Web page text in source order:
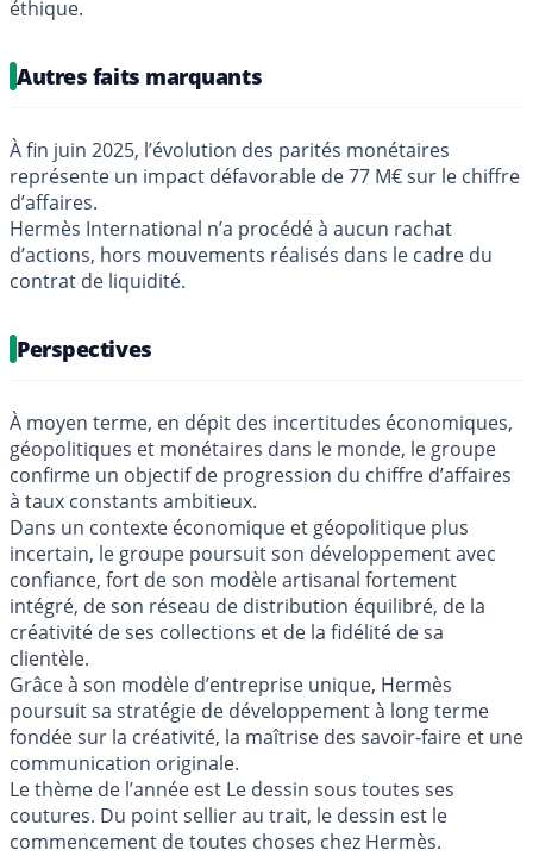
éthique.
Autres faits marquants
À fin juin 2025, l’évolution des parités monétaires
représente un impact défavorable de 77 M€ sur le chiffre
d’affaires.
Hermès International n’a procédé à aucun rachat
d’actions, hors mouvements réalisés dans le cadre du
contrat de liquidité.
Perspectives
À moyen terme, en dépit des incertitudes économiques,
géopolitiques et monétaires dans le monde, le groupe
confirme un objectif de progression du chiffre d’affaires
à taux constants ambitieux.
Dans un contexte économique et géopolitique plus
incertain, le groupe poursuit son développement avec
confiance, fort de son modèle artisanal fortement
intégré, de son réseau de distribution équilibré, de la
créativité de ses collections et de la fidélité de sa
clientèle.
Grâce à son modèle d’entreprise unique, Hermès
poursuit sa stratégie de développement à long terme
fondée sur la créativité, la maîtrise des savoir-faire et une
communication originale.
Le thème de l’année est Le dessin sous toutes ses
coutures. Du point sellier au trait, le dessin est le
commencement de toutes choses chez Hermès.